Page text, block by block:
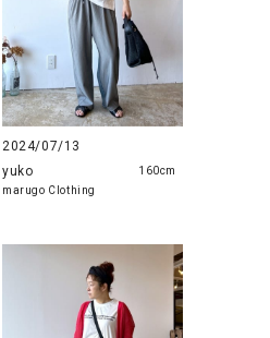
2024/07/13
yuko
marugo Clothing
160cm